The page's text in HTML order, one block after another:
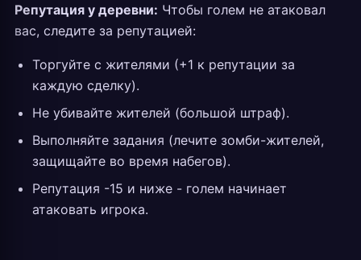
Репутация у деревни: Чтобы голем не атаковал
вас, следите за репутацией:
Торгуйте с жителями (+1 к репутации за
каждую сделку).
Не убивайте жителей (большой штраф).
Выполняйте задания (лечите зомби-жителей,
защищайте во время набегов).
Репутация -15 и ниже - голем начинает
атаковать игрока.